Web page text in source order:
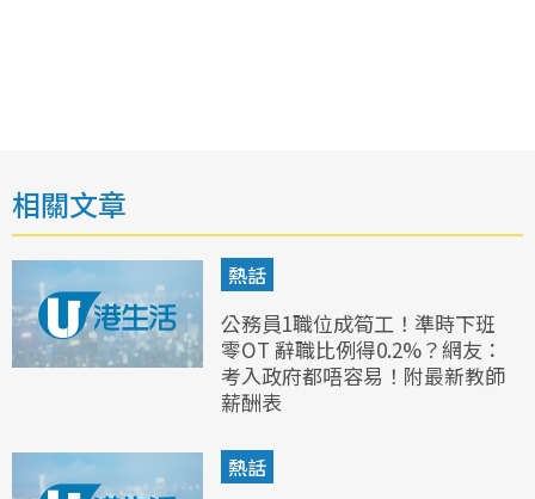
相關文章
熱話
公務員1職位成筍工！準時下班
零OT 辭職比例得0.2%？網友：
考入政府都唔容易！附最新教師
薪酬表
熱話